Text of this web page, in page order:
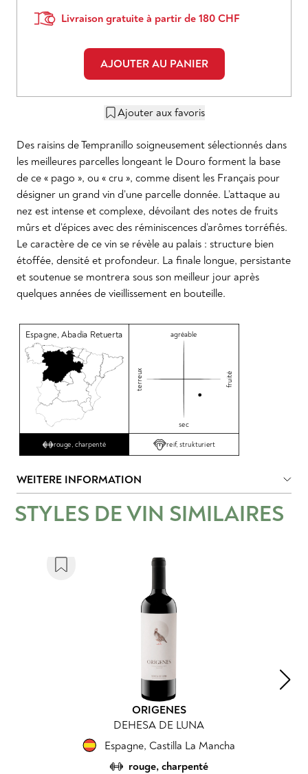
Livraison gratuite à partir de 180 CHF
AJOUTER AU PANIER
Ajouter aux favoris
Des raisins de Tempranillo soigneusement sélectionnés dans
les meilleures parcelles longeant le Douro forment la base
de ce « pago », ou « cru », comme disent les Français pour
désigner un grand vin d’une parcelle donnée. L’attaque au
nez est intense et complexe, dévoilant des notes de fruits
mûrs et d’épices avec des réminiscences d’arômes torréfiés.
Le caractère de ce vin se révèle au palais : structure bien
étoffée, densité et profondeur. La finale longue, persistante
et soutenue se montrera sous son meilleur jour après
quelques années de vieillissement en bouteille.
Espagne,Abadia Retuerta agréable
terreux fruité
sec
rouge, charpenté reif, strukturiert
WEITERE INFORMATION
STYLES DE VIN SIMILAIRES
ORIGENES
DEHESA DE LUNA
Espagne, Castilla La Mancha
rouge, charpenté